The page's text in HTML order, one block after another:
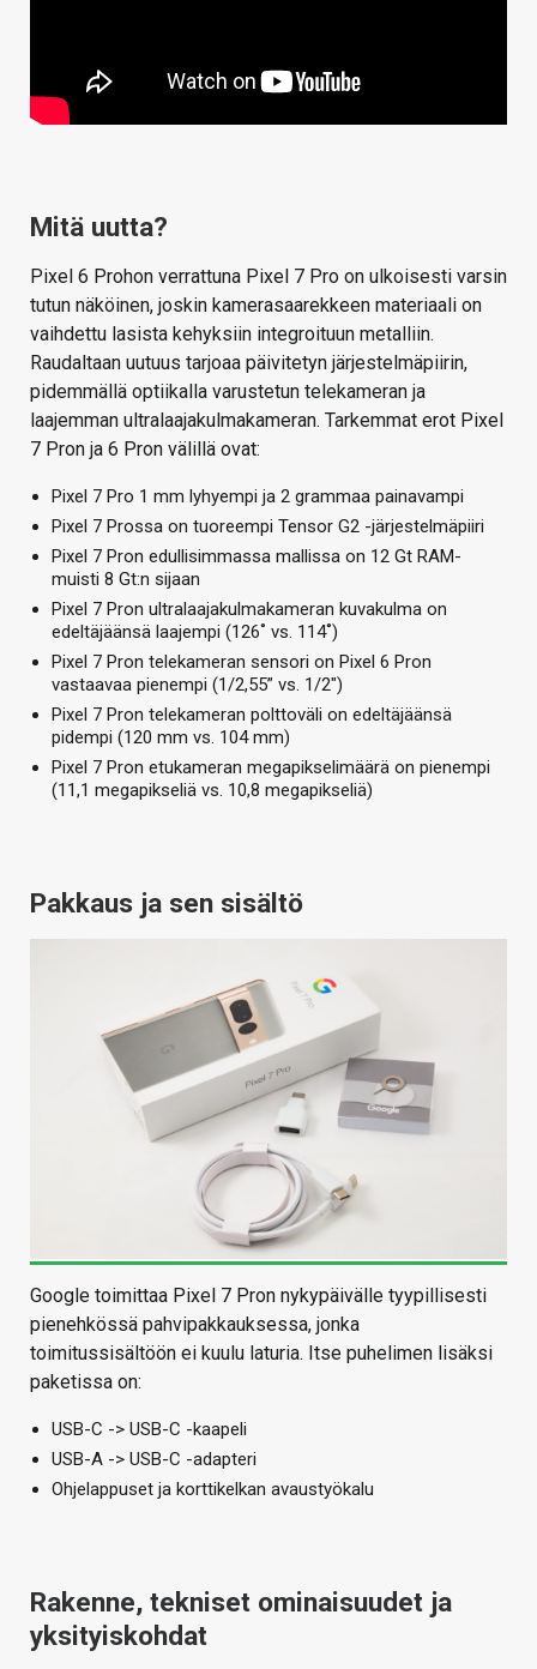
Mitä uutta?
Pixel 6 Prohon verrattuna Pixel 7 Pro on ulkoisesti varsin
tutun näköinen, joskin kamerasaarekkeen materiaali on
vaihdettu lasista kehyksiin integroituun metalliin.
Raudaltaan uutuus tarjoaa päivitetyn järjestelmäpiirin,
pidemmällä optiikalla varustetun telekameran ja
laajemman ultralaajakulmakameran. Tarkemmat erot Pixel
7 Pron ja 6 Pron välillä ovat:
Pixel 7 Pro 1 mm lyhyempi ja 2 grammaa painavampi
Pixel 7 Prossa on tuoreempi Tensor G2 -järjestelmäpiiri
Pixel 7 Pron edullisimmassa mallissa on 12 Gt RAM-
muisti 8 Gt:n sijaan
Pixel 7 Pron ultralaajakulmakameran kuvakulma on
edeltäjäänsä laajempi (126˚ vs. 114˚)
Pixel 7 Pron telekameran sensori on Pixel 6 Pron
vastaavaa pienempi (1/2,55” vs. 1/2″)
Pixel 7 Pron telekameran polttoväli on edeltäjäänsä
pidempi (120 mm vs. 104 mm)
Pixel 7 Pron etukameran megapikselimäärä on pienempi
(11,1 megapikseliä vs. 10,8 megapikseliä)
Pakkaus ja sen sisältö
Google toimittaa Pixel 7 Pron nykypäivälle tyypillisesti
pienehkössä pahvipakkauksessa, jonka
toimitussisältöön ei kuulu laturia. Itse puhelimen lisäksi
paketissa on:
USB-C -> USB-C -kaapeli
USB-A -> USB-C -adapteri
Ohjelappuset ja korttikelkan avaustyökalu
Rakenne, tekniset ominaisuudet ja
yksityiskohdat